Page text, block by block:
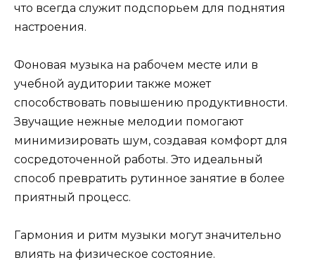
что всегда служит подспорьем для поднятия
настроения.
Фоновая музыка на рабочем месте или в
учебной аудитории также может
способствовать повышению продуктивности.
Звучащие нежные мелодии помогают
минимизировать шум, создавая комфорт для
сосредоточенной работы. Это идеальный
способ превратить рутинное занятие в более
приятный процесс.
Гармония и ритм музыки могут значительно
влиять на физическое состояние.